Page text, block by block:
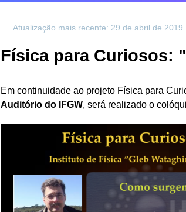
Atualização mais recente: 29 de abril de 2019
Física para Curiosos:
Em continuidade ao projeto Física para
Auditório do IFGW, será realizado o